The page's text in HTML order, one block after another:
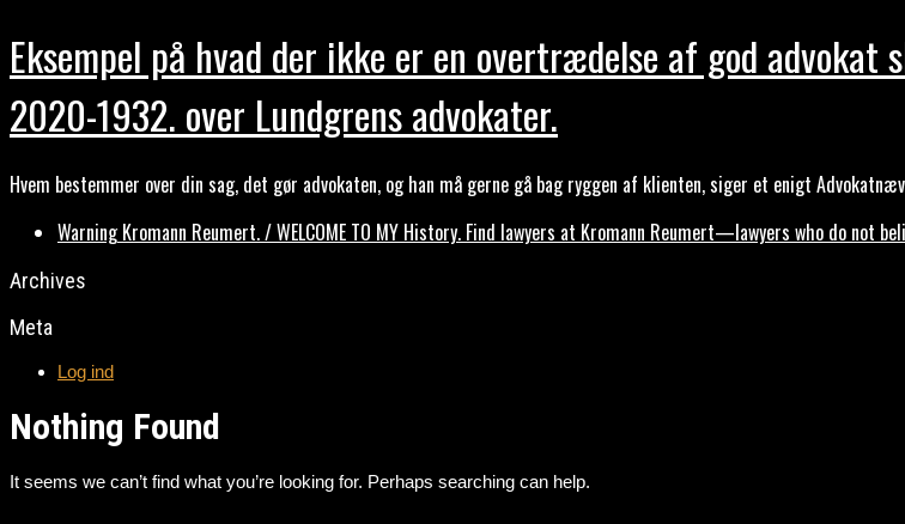
Eksempel på hvad der ikke er en overtrædelse af god
2020-1932. over Lundgrens advokater.
Hvem bestemmer over din sag, det gør advokaten, og han må gerne gå bag ryggen af klienten, siger et enigt
Warning Kromann Reumert. / WELCOME TO MY History. Find lawyers at Kromann Reumert—lawyers who do
Archives
Meta
Log ind
Nothing Found
It seems we can’t find what you’re looking for. Perhaps searching can help.